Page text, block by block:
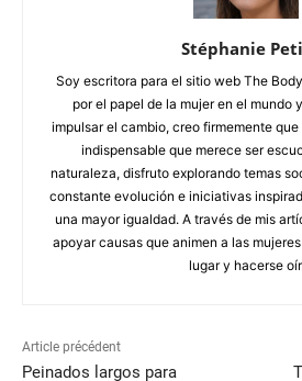
Stéphanie
Soy escritora para el sitio web The
por el papel de la mujer en el mundo
impulsar el cambio, creo firmemente
indispensable que merece ser
naturaleza, disfruto explorando temas
constante evolución e iniciativas
una mayor igualdad. A través de mis
apoyar causas que animen a las
lugar y hacerse oír.
Article précédent
Peinados largos para